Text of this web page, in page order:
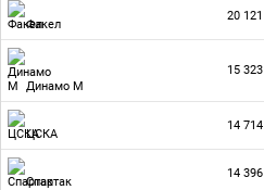
Факел
20 121
Динамо М
15 323
ЦСКА
14 714
Спартак
14 396